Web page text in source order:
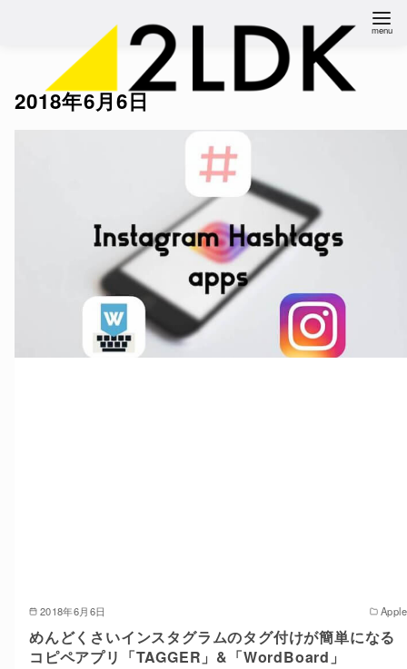
2018年6月6日
2018年6月6日 Apple
めんどくさいインスタグラムのタグ付けが簡単になる
コピペアプリ「TAGGER」&「WordBoard」